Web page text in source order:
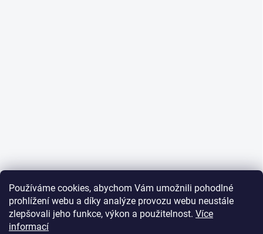
Používáme cookies, abychom Vám umožnili pohodlné
prohlížení webu a díky analýze provozu webu neustále
zlepšovali jeho funkce, výkon a použitelnost. Více
informací